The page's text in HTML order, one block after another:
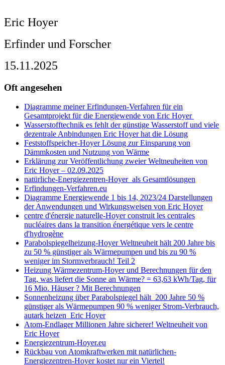
Eric Hoyer
Erfinder und Forscher
15.11.2025
Oft angesehen
Diagramme meiner Erfindungen-Verfahren für ein
Gesamtprojekt für die Energiewende von Eric Hoyer
Wasserstofftechnik es fehlt der günstige Wasserstoff und viele
dezentrale Anbindungen Eric Hoyer hat die Lösung
Feststoffspeicher-Hoyer Lösung zur Einsparung von
Dämmkosten und Nutzung von Wärme
Erklärung zur Veröffentlichung zweier Weltneuheiten von
Eric Hoyer – 02.09.2025
natürliche-Energiezentren-Hoyer als Gesamtlösungen
Erfindungen-Verfahren.eu
Diagramme Energiewende 1 bis 14, 2023/24 Darstellungen
der Anwendungen und Wirkungsweisen von Eric Hoyer
centre d'énergie naturelle-Hoyer construit les centrales
nucléaires dans la transition énergétique vers le centre
d'hydrogène
Parabolspiegelheizung-Hoyer Weltneuheit hält 200 Jahre bis
zu 50 % günstiger als Wärmepumpen und bis zu 90 %
weniger im Stormverbrauch! Teil 2
Heizung Wärmezentrum-Hoyer und Berechnungen für den
Tag, was liefert die Sonne an Wärme? = 63,63 kWh/Tag, für
16 Mio. Häuser ? Mit Berechnungen
Sonnenheizung über Parabolspiegel hält 200 Jahre 50 %
günstiger als Wärmepumpen 90 % weniger Strom-Verbrauch,
autark heizen Eric Hoyer
Atom-Endlager Millionen Jahre sicherer! Weltneuheit von
Eric Hoyer
Energiezentrum-Hoyer.eu
Rückbau von Atomkraftwerken mit natürlichen-
Energiezentren-Hoyer kostet nur ein Viertel!